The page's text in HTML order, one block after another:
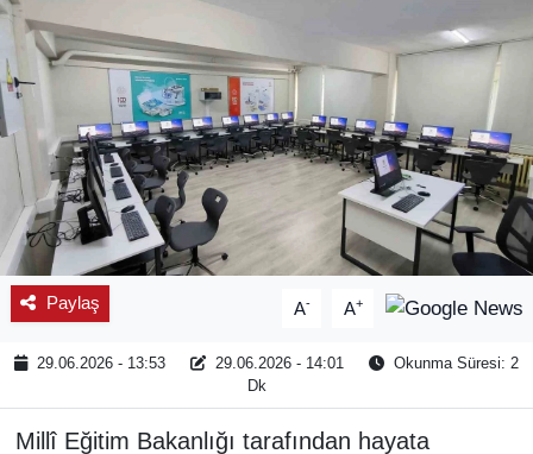
Paylaş A- A+
29.06.2026 - 13:53 29.06.2026 - 14:01
Okunma Süresi: 2
Dk
Millî Eğitim Bakanlığı tarafından hayata
KADIN
KÜLTÜR SANAT
MAGAZİN